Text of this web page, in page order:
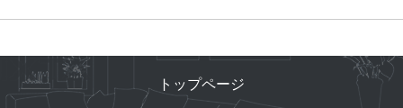
トップページ